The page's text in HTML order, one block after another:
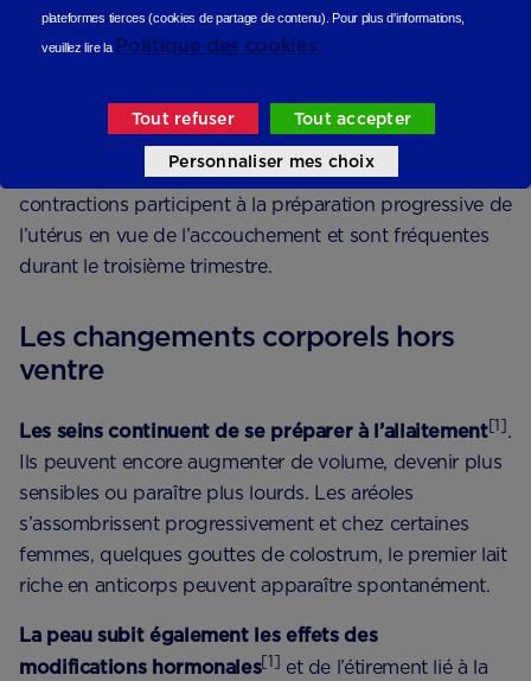
Les contractions de Braxton Hicks
perceptibles à 32 SA. Elles correspondent à un
durcissement passager du ventre, généralement
irrégulier, peu douloureux et de courte durée. Ces
contractions participent à la préparation progressive de
l’utérus en vue de l’accouchement et sont fréquentes
durant le troisième trimestre.
Les changements corporels hors
ventre
Les seins continuent de se préparer à l’allaitement[1].
Ils peuvent encore augmenter de volume, devenir plus
sensibles ou paraître plus lourds. Les aréoles
s’assombrissent progressivement et chez certaines
femmes, quelques gouttes de colostrum, le premier lait
riche en anticorps peuvent apparaître spontanément.
La peau subit également les effets des
modifications hormonales[1] et de l’étirement lié à la
plateformes tierces (cookies de partage de contenu). Pour plus d'informations,
veuillez lire la Politique des cookies.
Tout refuser Tout accepter
Personnaliser mes choix